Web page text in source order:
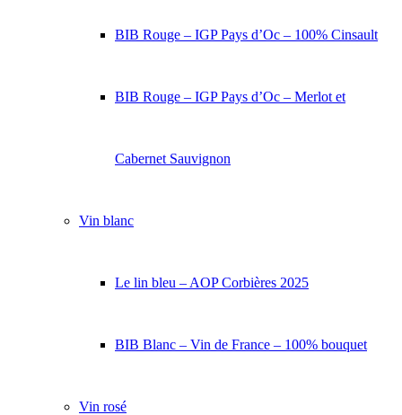
BIB Rouge – IGP Pays d’Oc – 100% Cinsault
BIB Rouge – IGP Pays d’Oc – Merlot et
Cabernet Sauvignon
Vin blanc
Le lin bleu – AOP Corbières 2025
BIB Blanc – Vin de France – 100% bouquet
Vin rosé